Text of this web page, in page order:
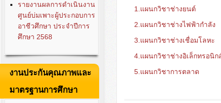
รายงานผลการดำเนินงาน
ศูนย์บ่มเพาะผู้ประกอบการ
อาชีวศึกษา ประจำปีการ
ศึกษา 2568
งานประกันคุณภาพและ
มาตรฐานการศึกษา
1.แผนกวิชาช่างยนต์
2.แผนกวิชาช่างไฟฟ้ากำลัง
3.แผนกวิชาช่างเชื่อมโลหะ
4.แผนกวิชาช่างอิเล็กทรอนิก
5.แผนกวิชาการตลาด